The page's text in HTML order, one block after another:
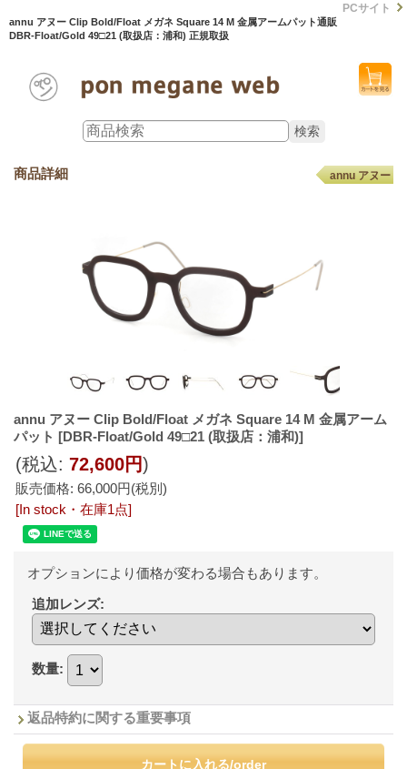
annu アヌー Clip Bold/Float メガネ Square 14 M 金属アームパット通販
DBR-Float/Gold 49□21 (取扱店：浦和) 正規取扱
PCサイト
商品詳細 annu アヌー
annu アヌー Clip Bold/Float メガネ Square 14 M 金属アーム
パット [DBR-Float/Gold 49□21 (取扱店：浦和)]
販売価格: 66,000円(税別)
(税込: 72,600円)
[In stock・在庫1点]
オプションにより価格が変わる場合もあります。
追加レンズ:
数量:
返品特約に関する重要事項